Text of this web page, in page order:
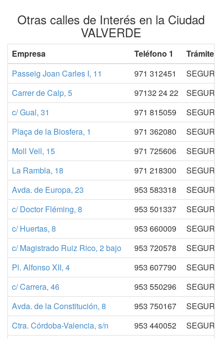
Otras calles de Interés en la Ciudad
VALVERDE
Empresa Teléfono 1
Trámites
Passeig Joan Carles I, 11
971 312451
Carrer de Calp, 5
97132 24 22
c/ Gual, 31
971 815059
Plaça de la Biosfera, 1
971 362080
Moll Vell, 15
971 725606
La Rambla, 18
971 218300
Avda. de Europa, 23
953 583318
c/ Doctor Fléming, 8
953 501337
c/ Huertas, 8
953 660009
c/ Magistrado Ruiz Rico, 2 bajo
953 720578
Pl. Alfonso XII, 4
953 607790
c/ Carrera, 46
953 550296
Avda. de la Constitución, 8
953 750167
Ctra. Córdoba-Valencia, s/n
953 440052